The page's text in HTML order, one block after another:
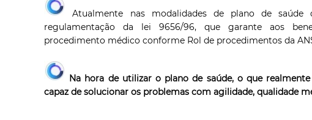
Atualmente nas modalidades de plano de
regulamentação da lei 9656/96, que garante aos
procedimento médico conforme Rol de procedimentos da
Na hora de utilizar o plano de saúde, o que
capaz de solucionar os problemas com agilidade, qualidade